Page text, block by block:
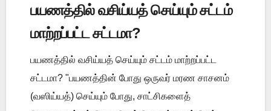
பயணத்தில் வசிய்யத் செய்யும் சட்டம்
மாற்றப்பட்ட சட்டமா?
பயணத்தில் வசிய்யத் செய்யும் சட்டம் மாற்றப்பட்ட
சட்டமா? "பயணத்தின் போது ஒருவர் மரண சாசனம்
(வஸிய்யத்) செய்யும் போது, சாட்சிகளைத்